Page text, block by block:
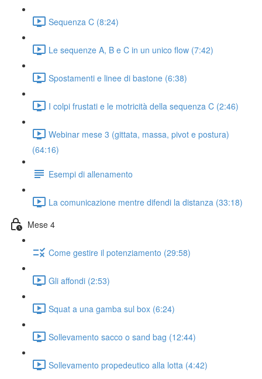
Sequenza C (8:24)
Le sequenze A, B e C in un unico flow (7:42)
Spostamenti e linee di bastone (6:38)
I colpi frustati e le motricità della sequenza C (2:46)
Webinar mese 3 (gittata, massa, pivot e postura)
(64:16)
Esempi di allenamento
La comunicazione mentre difendi la distanza (33:18)
Mese 4
Come gestire il potenziamento (29:58)
Gli affondi (2:53)
Squat a una gamba sul box (6:24)
Sollevamento sacco o sand bag (12:44)
Sollevamento propedeutico alla lotta (4:42)